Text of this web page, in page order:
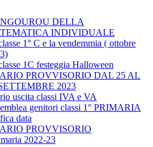
DELLA
INDIVIDUALE
1° C e la vendemmia ( ottobre
1C festeggia Halloween
PROVVISORIO DAL 25 AL
2023
uscita classi IVA e VA
genitori classi 1° PRIMARIA
data
PROVVISORIO
2022-23